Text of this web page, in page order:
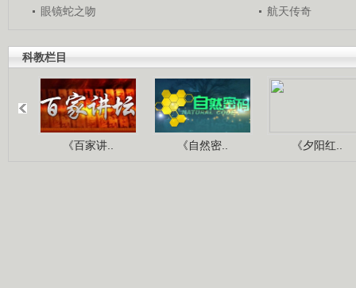
眼镜蛇之吻
航天传奇
科教栏目
《百家讲.. 《自然密.. 《夕阳红..